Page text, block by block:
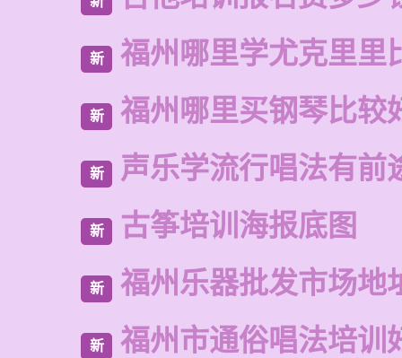
新 福州哪里学尤克里里
新 福州哪里买钢琴比较
新 声乐学流行唱法有前
新 古筝培训海报底图
新 福州乐器批发市场地
新 福州市通俗唱法培训